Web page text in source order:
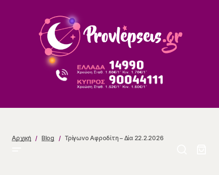
Αρχική Blog Τρίγωνο Αφροδίτη – Δία 22.2.2026